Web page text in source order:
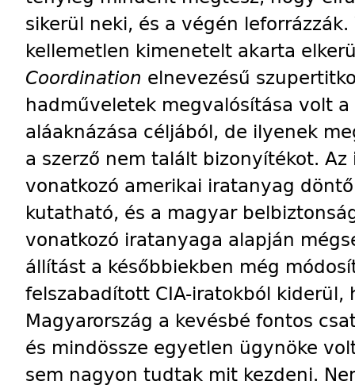
sikerül neki, és a végén
kellemetlen kimenetelt akarta
Coordination elnevezésű
hadműveletek megvalósítása volt
aláaknázása céljából, de ilyenek
a szerző nem talált bizonyítékot. Az
vonatkozó amerikai iratanyag
kutatható, és a magyar
vonatkozó iratanyaga alapján
állítást a későbbiekben még
felszabadított CIA-iratokból kiderül,
Magyarország a kevésbé fontos
és mindössze egyetlen ügynöke
sem nagyon tudtak mit kezdeni.